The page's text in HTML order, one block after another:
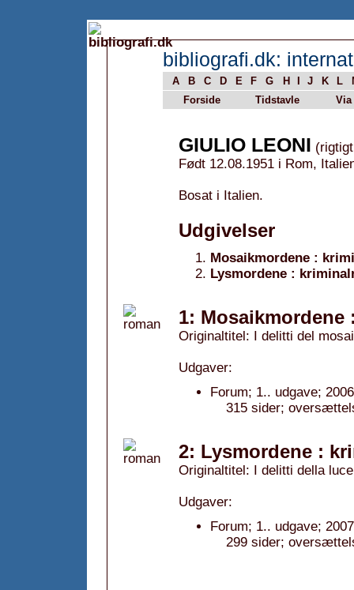
bibliografi.dk:
A B C D E F G H J K L
Forside
Tidstavle Via
GIULIO LEONI
Født 12.08.1951 i Rom,
Bosat i Italien.
Udgivelser
Mosaikmordene :
Lysmordene :
1: Mosaikmordene
Originaltitel: I delitti del
Udgaver:
Forum; 1.. udgave;
315 sider;
2: Lysmordene :
Originaltitel: I delitti della
Udgaver:
Forum; 1.. udgave;
299 sider;